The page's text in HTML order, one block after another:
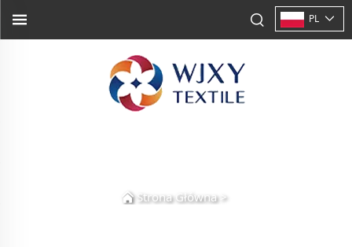
PL
Strona Główna>